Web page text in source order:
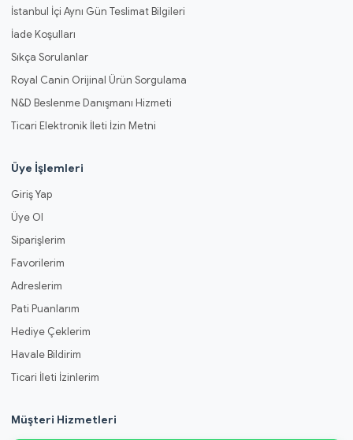
İstanbul İçi Aynı Gün Teslimat Bilgileri
İade Koşulları
Sıkça Sorulanlar
Royal Canin Orijinal Ürün Sorgulama
N&D Beslenme Danışmanı Hizmeti
Ticari Elektronik İleti İzin Metni
Üye İşlemleri
Giriş Yap
Üye Ol
Siparişlerim
Favorilerim
Adreslerim
Pati Puanlarım
Hediye Çeklerim
Havale Bildirim
Ticari İleti İzinlerim
Müşteri Hizmetleri